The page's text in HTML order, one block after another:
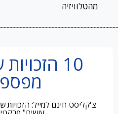
מהטלוויזיה
10
צ'קליסט חינם למייל: